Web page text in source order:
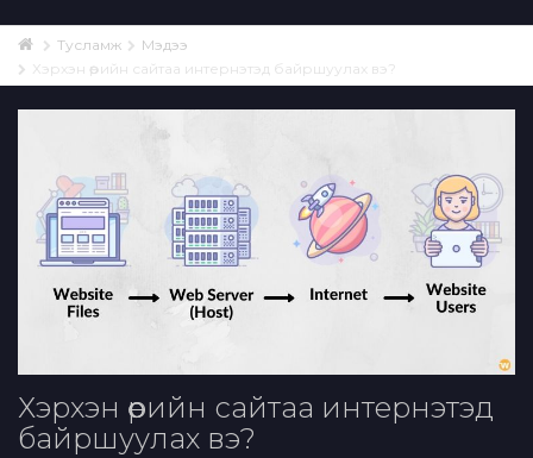
Тусламж
Мэдээ
Хэрхэн өөрийн сайтаа интернэтэд байршуулах вэ?
Хэрхэн өөрийн сайтаа интернэтэд
байршуулах вэ?